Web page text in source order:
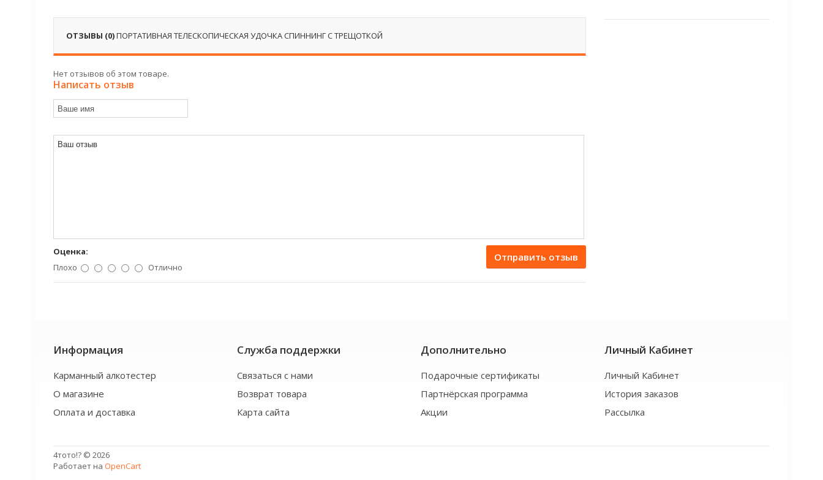
ОТЗЫВЫ (0)ПОРТАТИВНАЯ ТЕЛЕСКОПИЧЕСКАЯ УДОЧКА СПИННИНГ С ТРЕЩОТКОЙ
Нет отзывов об этом товаре.
Написать отзыв
Отправить отзыв
Оценка:
Плохо
Отлично
Информация
Карманный алкотестер
О магазине
Оплата и доставка
Служба поддержки
Связаться с нами
Возврат товара
Карта сайта
Дополнительно
Подарочные сертификаты
Партнёрская программа
Акции
Личный Кабинет
Личный Кабинет
История заказов
Рассылка
4тото!? © 2026
Работает на OpenCart